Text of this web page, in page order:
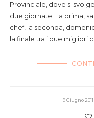
Provinciale, dove si
due giornate. La prima,
chef, la seconda,
la finale tra i due migliori
9 Giugno 2011